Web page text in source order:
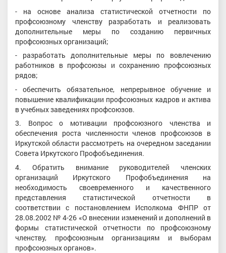
- на основе анализа статистической отчетности по
профсоюзному членству разработать и реализовать
дополнительные меры по созданию первичных
профсоюзных организаций;
- разработать дополнительные меры по вовлечению
работников в профсоюзы и сохранению профсоюзных
рядов;
- обеспечить обязательное, непрерывное обучение и
повышение квалификации профсоюзных кадров и актива
в учебных заведениях профсоюзов.
3. Вопрос о мотивации профсоюзного членства и
обеспечения роста численности членов профсоюзов в
Иркутской области рассмотреть на очередном заседании
Совета Иркутского Профобъединения.
4. Обратить внимание руководителей членских
организаций Иркутского Профобъединения на
необходимость своевременного и качественного
представления статистической отчетности в
соответствии с постановлением Исполкома ФНПР от
28.08.2002 № 4-26 «О внесении изменений и дополнений в
формы статистической отчетности по профсоюзному
членству, профсоюзным организациям и выборам
профсоюзных органов».